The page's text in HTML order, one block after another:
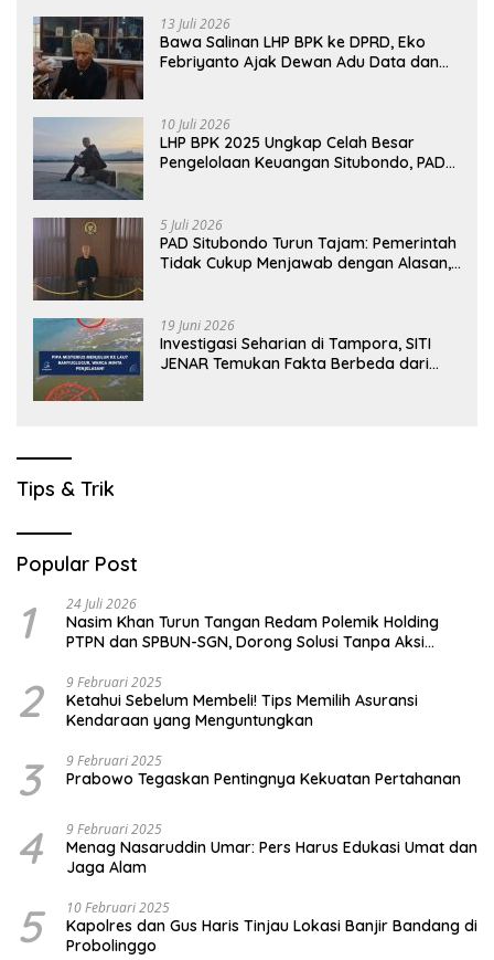
13 Juli 2026
Bawa Salinan LHP BPK ke DPRD, Eko
Febriyanto Ajak Dewan Adu Data dan
10 Juli 2026
LHP BPK 2025 Ungkap Celah Besar
Pengelolaan Keuangan Situbondo, PAD
5 Juli 2026
PAD Situbondo Turun Tajam: Pemerintah
Tidak Cukup Menjawab dengan Alasan,
19 Juni 2026
Investigasi Seharian di Tampora, SITI
JENAR Temukan Fakta Berbeda dari
Tips & Trik
Popular Post
1 24 Juli 2026
Nasim Khan Turun Tangan Redam Polemik Holding
PTPN dan SPBUN-SGN, Dorong Solusi Tanpa Aksi
2 9 Februari 2025
Ketahui Sebelum Membeli! Tips Memilih Asuransi
Kendaraan yang Menguntungkan
3 9 Februari 2025
Prabowo Tegaskan Pentingnya Kekuatan Pertahanan
4 9 Februari 2025
Menag Nasaruddin Umar: Pers Harus Edukasi Umat dan
Jaga Alam
5 10 Februari 2025
Kapolres dan Gus Haris Tinjau Lokasi Banjir Bandang di
Probolinggo